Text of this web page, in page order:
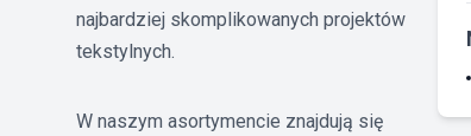
najbardziej skomplikowanych projektów
tekstylnych.
W naszym asortymencie znajdują się